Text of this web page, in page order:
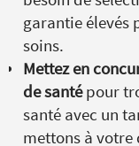
garantie élevés
soins.
Mettez en
de santépour
santé avec un
mettons à